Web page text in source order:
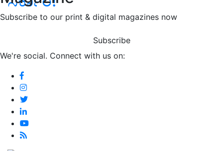
Subscribe to our print & digital magazines now
Subscribe
We're social. Connect with us on: